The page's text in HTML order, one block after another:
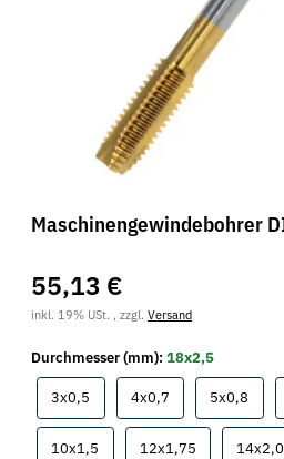
Maschinengewindebohrer
55,13 €
inkl. 19% USt. , zzgl. Versand
Durchmesser (mm): 18x2,5
3x0,5 4x0,74x0,7 5x0,8
10x1,5 10x1,512x1,7512x1,7514x2,0